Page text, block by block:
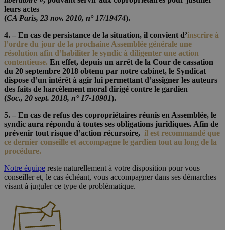
leurs actes
(CA Paris, 23 nov. 2010, n° 17/19474).
4. – En cas de persistance de la situation, il convient d’inscrire à
l’ordre du jour de la prochaine Assemblée générale une
résolution afin d’habiliter le syndic à diligenter une action
contentieuse. En effet, depuis un arrêt de la Cour de cassation
du 20 septembre 2018 obtenu par notre cabinet, le Syndicat
dispose d’un intérêt à agir lui permettant d’assigner les auteurs
des faits de harcèlement moral dirigé contre le gardien
(Soc., 20 sept. 2018, n° 17-10901).
5. – En cas de refus des copropriétaires réunis en Assemblée, le
syndic aura répondu à toutes ses obligations juridiques. Afin de
prévenir tout risque d’action récursoire, il est recommandé que
ce dernier conseille et accompagne le gardien tout au long de la
procédure.
Notre équipe reste naturellement à votre disposition pour vous
conseiller et, le cas échéant, vous accompagner dans ses démarches
visant à juguler ce type de problématique.